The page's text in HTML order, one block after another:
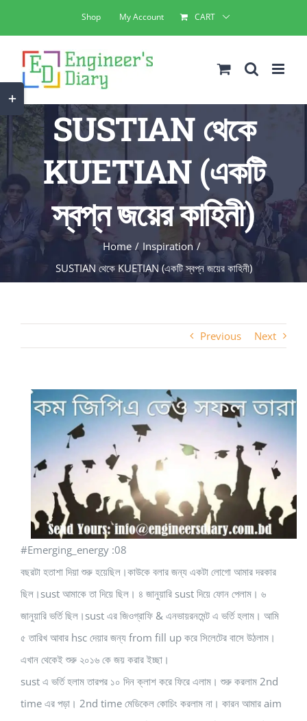
to
content
Shop My Account CART
SUSTIAN থেকে
KUETIAN (একটি
স্বপ্ন জয়ের কাহিনী)
Home
Inspiration
SUSTIAN থেকে KUETIAN (একটি স্বপ্ন জয়ের কাহিনী)
Previous Next
#Emerging_energy :08
বছরটা হতাশা দিয়া শুরু হয়েছিল।কাউকে বলার জন্য একটা লোগো আমার দরকার
ছিল।sust আমাকে তা দিয়ে ছিল। ৪ জানুয়ারি sust দিয়ে ফোন পেলাম। ৬
জানুয়ারি ভর্তি ছিল।sust এর জিওগ্রাফি & এনভায়রনমেন্ট এ ভর্তি হলাম। আমি
৫ তারিখ আবার hsc দেয়ার জন্য from fill up করে সিলেটের বাসে উঠলাম।
এখান থেকেই শুরু ২০১৬ কে জয় করার ইচ্ছা।
sust এ ভর্তি হলাম তারপর ১০ দিন ক্লাশ করে ফিরে এলাম। শুরু করলাম 2nd
time এর পড়া। 2nd time মেডিকেল কোচিং করলাম না। কারন আমার aim
Toggle
Sliding
Bar
Area